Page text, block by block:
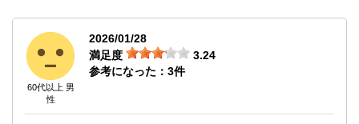
60代以上 男
性
2026/01/28
満足度
3.24
参考になった： 3件